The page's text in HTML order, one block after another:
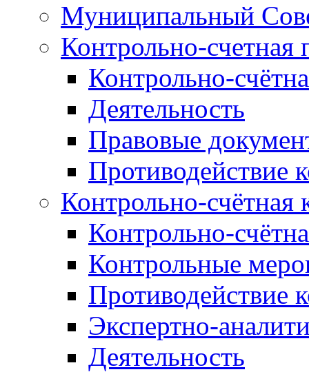
Муниципальный
Контрольно-счетная
Контрольно-
Деятельность
Правовые
Противодействие
Контрольно-счётная
Контрольно-
Контрольные
Противодействие
Экспертно-
Деятельность